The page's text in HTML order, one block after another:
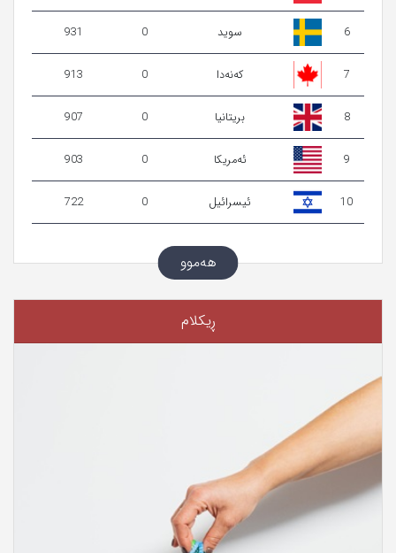
6 سوید 0
931
7 کەنەدا 0
913
8 بریتانیا 0
907
9 ئەمریکا 0
903
10 ئیسرائیل 0
722
هەموو
ڕیکلام